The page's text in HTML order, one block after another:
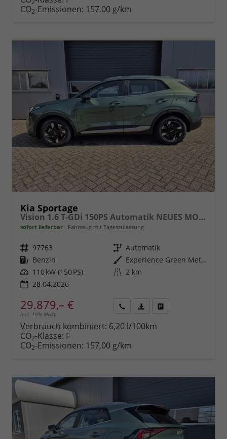
2
CO2-Emissionen: 157,00 g/km
Kia Sportage
Vision 1.6 T-GDi 150PS Automatik NEUES MODELL MY26 FACELIFT Sitzheizung Lenkradheizung Klimaautomatik Navi Bluetooth Touchscreen Apple CarPlay Android Auto PDC v+h 17"LM Rückf.Kamera ACC 2x Keyless
sofort lieferbar Fahrzeug mit Tageszulassung
Fahrzeugnr. 97763 Getriebe Automatik
Kraftstoff Benzin Außenfarbe
Experience Green Metallic
Leistung 110 kW (150 PS) Kilometerstand 2 km
28.04.2026
29.879,– €
incl. 19% MwSt.
anfordern
Datei,
Verbrauch kombiniert: 6,20 l/100km
CO2-Klasse: F
CO2-Emissionen: 157,00 g/km